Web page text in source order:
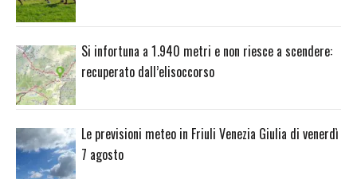
Si infortuna a 1.940 metri e non riesce a scendere:
recuperato dall’elisoccorso
Le previsioni meteo in Friuli Venezia Giulia di venerdì
7 agosto